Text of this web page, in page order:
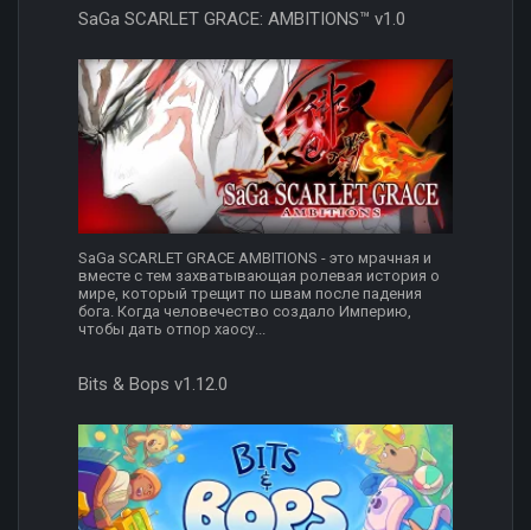
SaGa SCARLET GRACE: AMBITIONS™ v1.0
SaGa SCARLET GRACE AMBITIONS - это мрачная и
вместе с тем захватывающая ролевая история о
мире, который трещит по швам после падения
бога. Когда человечество создало Империю,
чтобы дать отпор хаосу...
Bits & Bops v1.12.0